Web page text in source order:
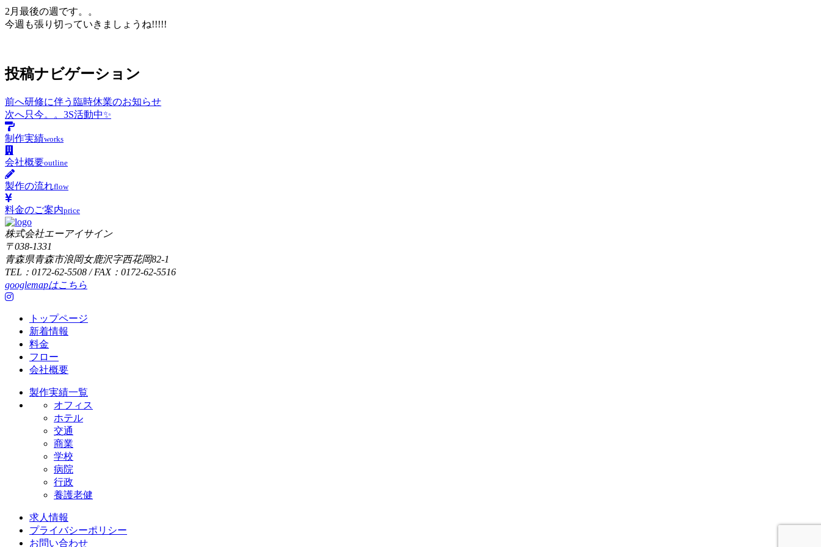
2月最後の週です。。
今週も張り切っていきましょうね!!!!!
投稿ナビゲーション
前へ研修に伴う臨時休業のお知らせ
次へ只今。。3S活動中✨
制作実績works
会社概要outline
製作の流れflow
料金のご案内price
株式会社エーアイサイン
〒038-1331
青森県青森市浪岡女鹿沢字西花岡82-1
TEL：0172-62-5508 / FAX：0172-62-5516
googlemapはこちら
トップページ
新着情報
料金
フロー
会社概要
製作実績一覧
オフィス
ホテル
交通
商業
学校
病院
行政
養護老健
求人情報
プライバシーポリシー
お問い合わせ